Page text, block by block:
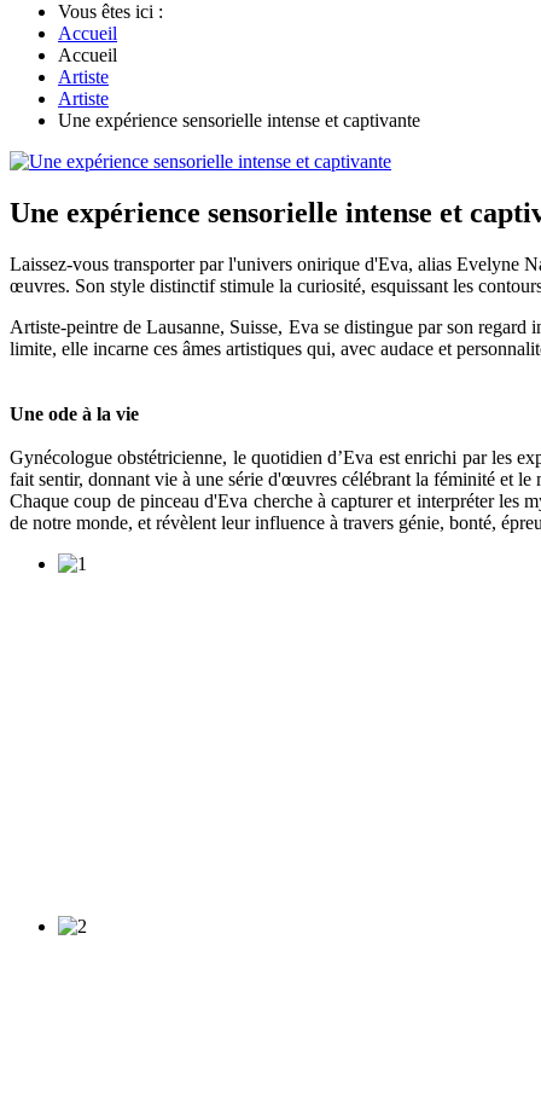
Vous êtes ici :
Accueil
Accueil
Artiste
Artiste
Une expérience sensorielle intense et captivante
Une expérience sensorielle intense et
Laissez-vous transporter par l'univers onirique d'Eva, alias Evelyne
œuvres. Son style distinctif stimule la curiosité, esquissant les
Artiste-peintre de Lausanne, Suisse, Eva se distingue par son
limite, elle incarne ces âmes artistiques qui, avec audace et
Une ode à la vie
Gynécologue obstétricienne, le quotidien d’Eva est enrichi par les
fait sentir, donnant vie à une série d'œuvres célébrant la féminité et le
Chaque coup de pinceau d'Eva cherche à capturer et interpréter les
de notre monde, et révèlent leur influence à travers génie, bonté,